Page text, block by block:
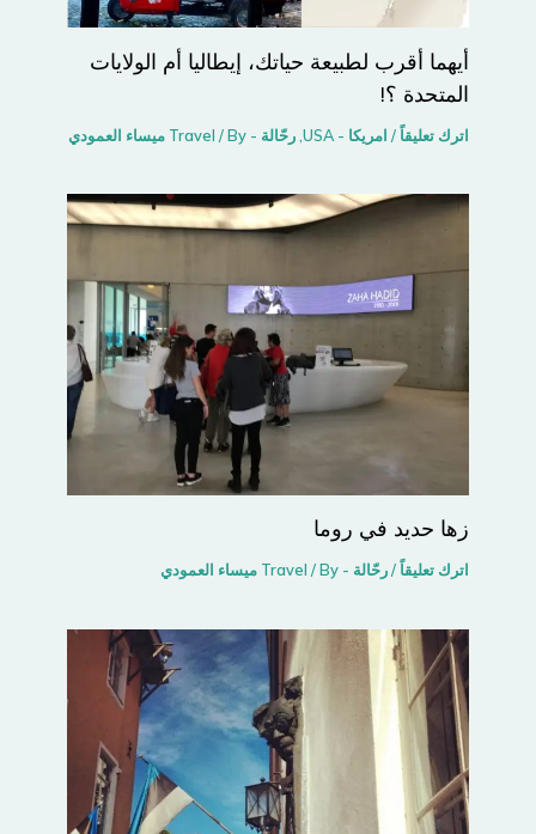
أيهما أقرب لطبيعة حياتك، إيطاليا أم الولايات
المتحدة ؟!
اترك تعليقاً / امريكا - USA ,رحّالة - Travel/ By ميساء العمودي
زها حديد في روما
اترك تعليقاً /رحّالة - Travel/ By ميساء العمودي